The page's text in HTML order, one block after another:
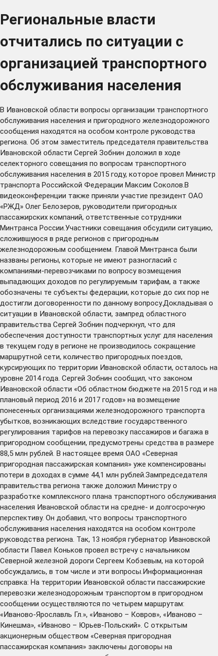
Региональные власти
отчитались по ситуации с
организацией транспортного
обслуживания населения
В Ивановской области вопросы организации транспортного
обслуживания населения и пригородного железнодорожного
сообщения находятся на особом контроле руководства
региона. Об этом заместитель председателя правительства
Ивановской области Сергей Зобнин доложил в ходе
селекторного совещания по вопросам транспортного
обслуживания населения в 2015 году, которое провел Министр
транспорта Российской Федерации Максим Соколов.В
видеоконференции также приняли участие президент ОАО
«РЖД» Олег Белозеров, руководители пригородных
пассажирских компаний, ответственные сотрудники
Минтранса России.Участники совещания обсудили ситуацию,
сложившуюся в ряде регионов с пригородным
железнодорожным сообщением. Главой Минтранса были
названы регионы, которые не имеют разногласий с
компаниями-перевозчиками по вопросу возмещения
выпадающих доходов по регулируемым тарифам, а также
обозначены те субъекты федерации, которые до сих пор не
достигли договоренности по данному вопросу.Докладывая о
ситуации в Ивановской области, зампред областного
правительства Сергей Зобнин подчеркнул, что для
обеспечения доступности транспортных услуг для населения
в текущем году в регионе не производилось сокращение
маршрутной сети, количество пригородных поездов,
курсирующих по территории Ивановской области, осталось на
уровне 2014 года. Сергей Зобнин сообщил, что законом
Ивановской области «Об областном бюджете на 2015 год и на
плановый период 2016 и 2017 годов» на возмещение
понесенных организациями железнодорожного транспорта
убытков, возникающих вследствие государственного
регулирования тарифов на перевозку пассажиров и багажа в
пригородном сообщении, предусмотрены средства в размере
88,5 млн рублей. В настоящее время ОАО «Северная
пригородная пассажирская компания» уже компенсированы
потери в доходах в сумме 44,1 млн рублей.Зампредседателя
правительства региона также доложил Министру о
разработке комплексного плана транспортного обслуживания
населения Ивановской области на средне- и долгосрочную
перспективу. Он добавил, что вопросы транспортного
обслуживания населения находятся на особом контроле
руководства региона. Так, 13 ноября губернатор Ивановской
области Павел Коньков провел встречу с начальником
Северной железной дороги Сергеем Кобзевым, на которой
обсуждались, в том числе и эти вопросы.Информационная
справка: На территории Ивановской области пассажирские
перевозки железнодорожным транспортом в пригородном
сообщении осуществляются по четырем маршрутам:
«Иваново-Ярославль Гл.», «Иваново – Ковров», «Иваново –
Кинешма», «Иваново – Юрьев-Польский». С открытым
акционерным обществом «Северная пригородная
пассажирская компания» заключены договоры на